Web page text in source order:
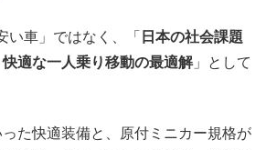
い車」ではなく、「 日本の社会課題
適な一人乗り移動の最適解」として
た快適装備と、原付ミニカー規格が